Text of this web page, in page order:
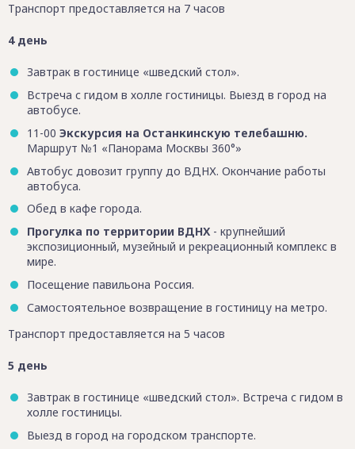
Транспорт предоставляется на 7 часов
4 день
Завтрак в гостинице «шведский стол».
Встреча с гидом в холле гостиницы. Выезд в город на
автобусе.
11-00 Экскурсия на Останкинскую телебашню.
Маршрут №1 «Панорама Москвы 360°»
Автобус довозит группу до ВДНХ. Окончание работы
автобуса.
Обед в кафе города.
Прогулка по территории ВДНХ - крупнейший
экспозиционный, музейный и рекреационный комплекс в
мире.
Посещение павильона Россия.
Самостоятельное возвращение в гостиницу на метро.
Транспорт предоставляется на 5 часов
5 день
Завтрак в гостинице «шведский стол». Встреча с гидом в
холле гостиницы.
Выезд в город на городском транспорте.